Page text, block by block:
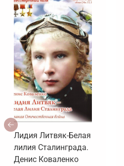
Лидия Литвяк-Белая
лилия Сталинграда.
Денис Коваленко